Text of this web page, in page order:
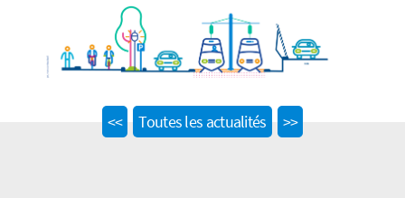
<<Previous
Toutes les actualités >>Next